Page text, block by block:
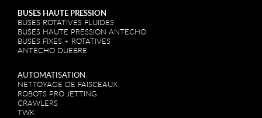
BUSES HAUTE PRESSION
BUSES ROTATIVES FLUIDES
BUSES HAUTE PRESSION ANTECHO
BUSES FIXES + ROTATIVES
ANTECHO DUEBRE
AUTOMATISATION
NETTOYAGE DE FAISCEAUX
ROBOTS PRO JETTING
CRAWLERS
TWK